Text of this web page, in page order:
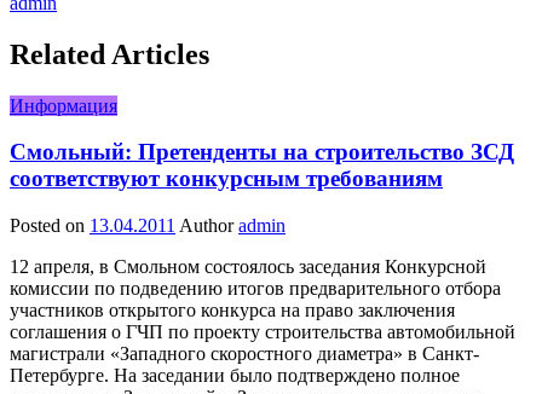
Related Articles
Информация
Смольный: Претенденты на строительство ЗСД
соответствуют конкурсным требованиям
Posted on 13.04.2011 Author admin
12 апреля, в Смольном состоялось заседания Конкурсной
комиссии по подведению итогов предварительного отбора
участников открытого конкурса на право заключения
соглашения о ГЧП по проекту строительства автомобильной
магистрали «Западного скоростного диаметра» в Санкт-
Петербурге. На заседании было подтверждено полное